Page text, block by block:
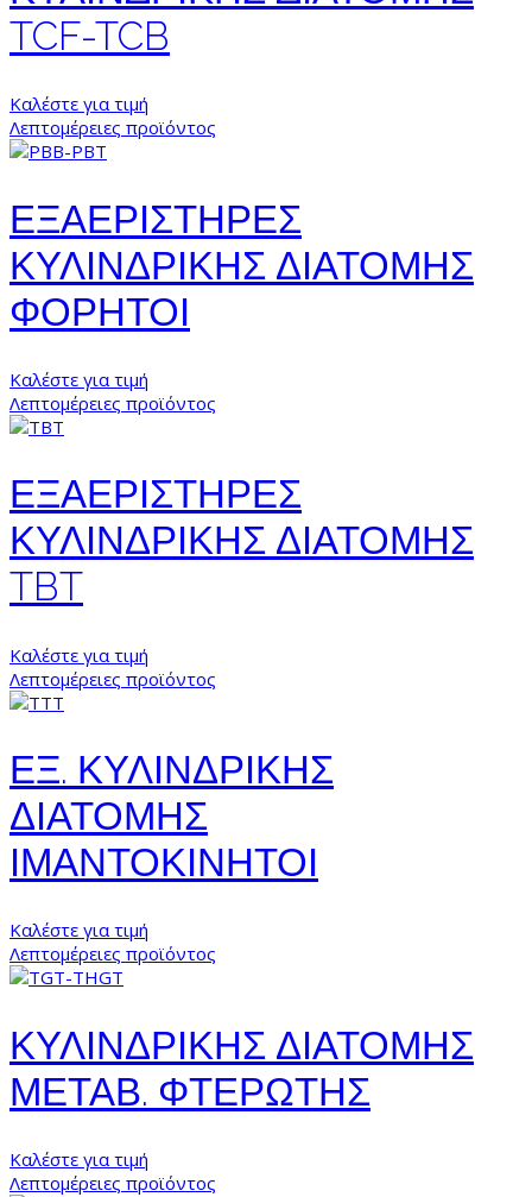
TCF-TCB
Καλέστε για τιμή
Λεπτομέρειες προϊόντος
ΕΞΑΕΡΙΣΤΗΡΕΣ
ΚΥΛΙΝΔΡΙΚΗΣ ΔΙΑΤΟΜΗΣ
ΦΟΡΗΤΟΙ
Καλέστε για τιμή
Λεπτομέρειες προϊόντος
ΕΞΑΕΡΙΣΤΗΡΕΣ
ΚΥΛΙΝΔΡΙΚΗΣ ΔΙΑΤΟΜΗΣ
TBT
Καλέστε για τιμή
Λεπτομέρειες προϊόντος
ΕΞ. ΚΥΛΙΝΔΡΙΚΗΣ
ΔΙΑΤΟΜΗΣ
ΙΜΑΝΤΟΚΙΝΗΤΟΙ
Καλέστε για τιμή
Λεπτομέρειες προϊόντος
ΚΥΛΙΝΔΡΙΚΗΣ ΔΙΑΤΟΜΗΣ
ΜΕΤΑΒ. ΦΤΕΡΩΤΗΣ
Καλέστε για τιμή
Λεπτομέρειες προϊόντος